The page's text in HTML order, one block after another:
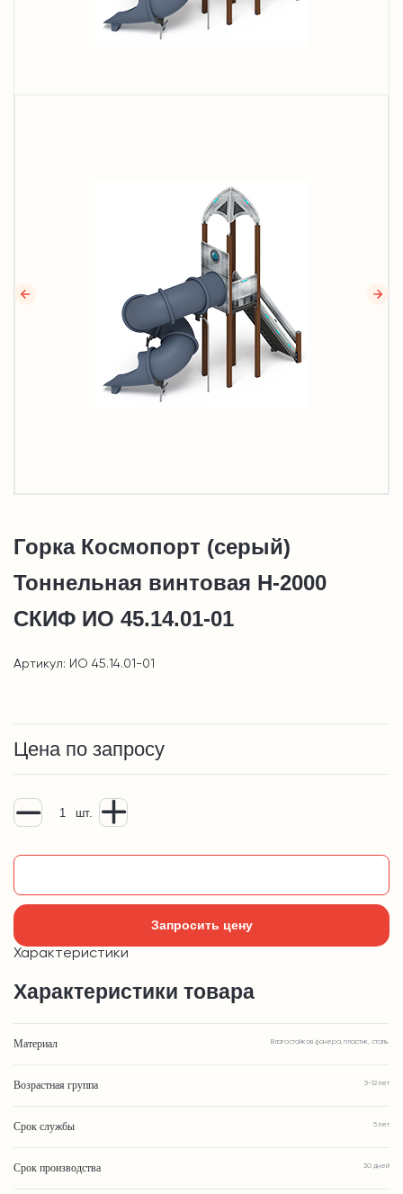
Горка Космопорт (серый)
Тоннельная винтовая Н-2000
СКИФ ИО 45.14.01-01
Артикул: ИО 45.14.01-01
Цена по запросу
шт.
Запросить цену
Характеристики
Характеристики товара
Материал Влагостойкая фанера, пластик, сталь.
Возрастная группа 5-12 лет
Срок службы 5 лет
Срок производства 30 дней